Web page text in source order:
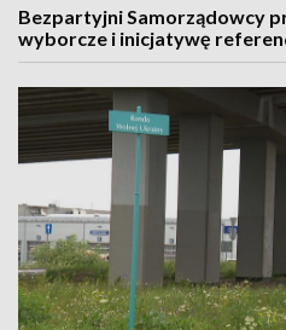
Bezpartyjni Samorządowcy
wyborcze i inicjatywę